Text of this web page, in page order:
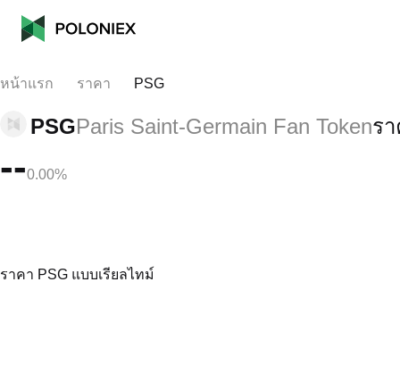
หน้าแรก ราคา PSG
PSGParis Saint-Germain Fan Tokenร
--0.00%
ราคา PSG แบบเรียลไทม์